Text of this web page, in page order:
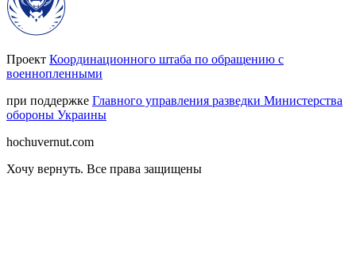
Проект Координационного штаба по обращению с
военнопленными
при поддержке Главного управления разведки Министерства
обороны Украины
hochuvernut.com
Хочу вернуть. Все права защищены